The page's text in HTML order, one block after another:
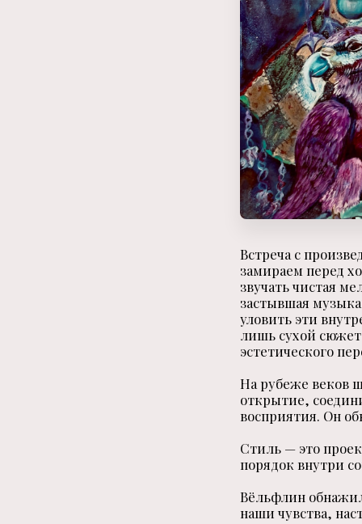
Встреча с
замираем перед
звучать чистая
застывшая
уловить эти
лишь сухой
эстетического
На рубеже веков
открытие,
восприятия. Он
Стиль — это
порядок внутри
Вёльфлин
наши чувства,